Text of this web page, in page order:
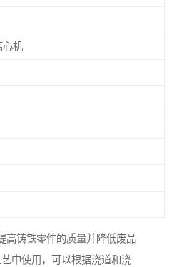
心机
高铸铁零件的质量并降低废品
中使用，可以根据浇道和浇